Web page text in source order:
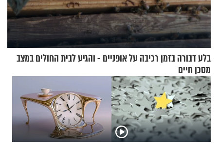
בלע דבורה בזמן רכיבה על אופניים - והגיע לבית החולים במצב
מסכן חיים